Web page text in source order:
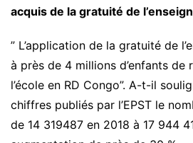
acquis de la gratuité de
” L’application de la gratuité de
à près de 4 millions d’enfants de
l’école en RD Congo”. A-t-il
chiffres publiés par l’EPST le
de 14 319487 en 2018 à 17 944